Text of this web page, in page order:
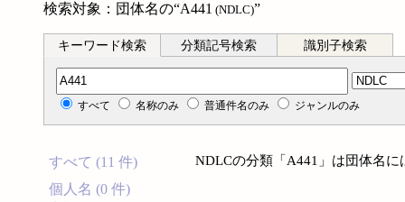
検索対象：団体名の“A441 (NDLC)”
キーワード検索 分類記号検索 識別子検索
分類記号検索
すべて 名称のみ 普通件名のみ ジャンルのみ
すべて (11 件)
個人名 (0 件)
NDLCの分類「A441」は団体名